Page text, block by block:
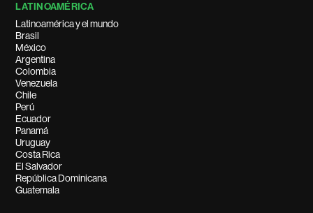
LATINOAMÉRICA
Latinoamérica y el mundo
Brasil
México
Argentina
Colombia
Venezuela
Chile
Perú
Ecuador
Panamá
Uruguay
Costa Rica
El Salvador
República Dominicana
Guatemala